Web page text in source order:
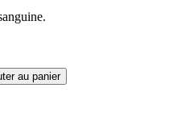
au panier